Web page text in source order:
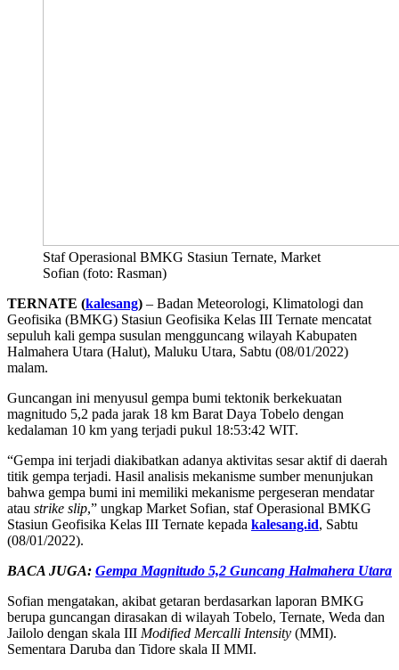
Staf Operasional BMKG Stasiun Ternate, Market
Sofian (foto: Rasman)
TERNATE (kalesang) – Badan Meteorologi, Klimatologi dan
Geofisika (BMKG) Stasiun Geofisika Kelas III Ternate mencatat
sepuluh kali gempa susulan mengguncang wilayah Kabupaten
Halmahera Utara (Halut), Maluku Utara, Sabtu (08/01/2022)
malam.
Guncangan ini menyusul gempa bumi tektonik berkekuatan
magnitudo 5,2 pada jarak 18 km Barat Daya Tobelo dengan
kedalaman 10 km yang terjadi pukul 18:53:42 WIT.
“Gempa ini terjadi diakibatkan adanya aktivitas sesar aktif di daerah
titik gempa terjadi. Hasil analisis mekanisme sumber menunjukan
bahwa gempa bumi ini memiliki mekanisme pergeseran mendatar
atau strike slip,” ungkap Market Sofian, staf Operasional BMKG
Stasiun Geofisika Kelas III Ternate kepada kalesang.id, Sabtu
(08/01/2022).
BACA JUGA: Gempa Magnitudo 5,2 Guncang Halmahera Utara
Sofian mengatakan, akibat getaran berdasarkan laporan BMKG
berupa guncangan dirasakan di wilayah Tobelo, Ternate, Weda dan
Jailolo dengan skala III Modified Mercalli Intensity (MMI).
Sementara Daruba dan Tidore skala II MMI.